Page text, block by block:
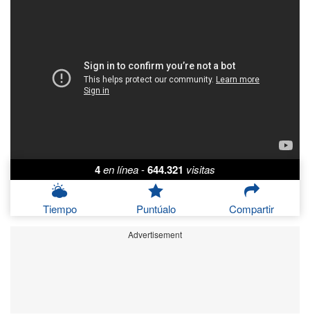
4en línea-644.321 visitas
Tiempo Puntúalo Compartir
Advertisement